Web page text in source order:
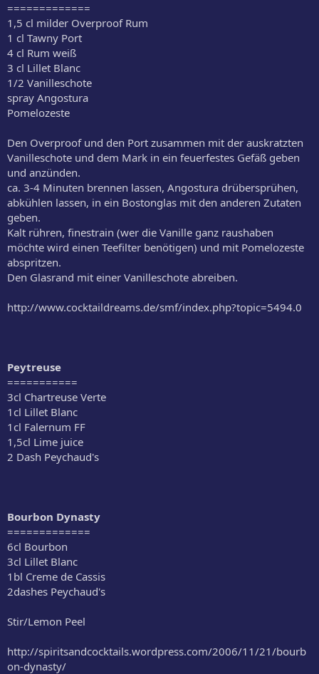
=============
1,5 cl milder Overproof Rum
1 cl Tawny Port
4 cl Rum weiß
3 cl Lillet Blanc
1/2 Vanilleschote
spray Angostura
Pomelozeste
Den Overproof und den Port zusammen mit der auskratzten
Vanilleschote und dem Mark in ein feuerfestes Gefäß geben
und anzünden.
ca. 3-4 Minuten brennen lassen, Angostura drübersprühen,
abkühlen lassen, in ein Bostonglas mit den anderen Zutaten
geben.
Kalt rühren, finestrain (wer die Vanille ganz raushaben
möchte wird einen Teefilter benötigen) und mit Pomelozeste
abspritzen.
Den Glasrand mit einer Vanilleschote abreiben.
http://www.cocktaildreams.de/smf/index.php?topic=5494.0
Peytreuse
===========
3cl Chartreuse Verte
1cl Lillet Blanc
1cl Falernum FF
1,5cl Lime juice
2 Dash Peychaud's
Bourbon Dynasty
=============
6cl Bourbon
3cl Lillet Blanc
1bl Creme de Cassis
2dashes Peychaud's
Stir/Lemon Peel
http://spiritsandcocktails.wordpress.com/2006/11/21/bourb
on-dynasty/